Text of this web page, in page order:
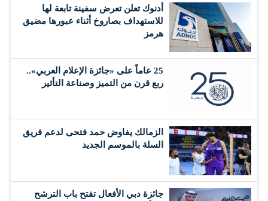
أدنوك تعلن تعرض سفينة تابعة لها
للاستهداف بصاروخ أثناء عبورها مضيق
هرمز
25 عاماً على «جائزة الإعلام العربي»..
ربع قرن من التميز وصناعة التأثير
الزمالك يفاوض حمد فتحى لدعم فريق
السلة بالموسم الجديد
جائزة دبي الأفعال تفتح باب الترشح